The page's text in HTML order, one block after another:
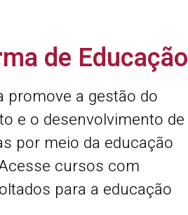
de Educação
promove a gestão do
e o desenvolvimento de
por meio da educação
cursos com
para a educação